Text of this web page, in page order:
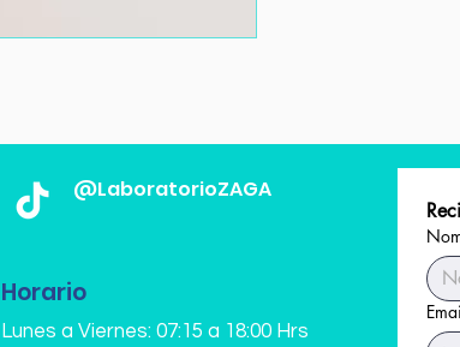
llevarse a
Durante todo el
las muestras, la
refrigeración.
Ayuno de 6 a 8
Estudio en
Fósforo Urinario
Magnesio
Magnesio en
Volumen de
Horario
Lunes a Viernes: 07:15 a 18:00 Hrs
@LaboratorioZAGA